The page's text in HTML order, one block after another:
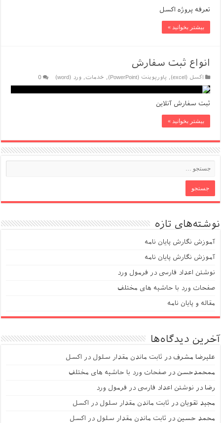
تعرفه پروژه اکسل
بیشتر بخوانید »
انواع ثبت سفارش
اکسل (excel) , پاورپوینت (PowerPoint) , خدمات,ورد (word) 0
ثبت سفارش آنلاین
بیشتر بخوانید »
نوشته‌های تازه
آموزش نگارش پایان نامه
آموزش نگارش پایان نامه
نوشتن اعداد فارسی در فرمول ورد
صفحات ورد با حاشیه های مختلف
مقاله و پایان نامه
آخرین دیدگاه‌ها
علیرضا مشرف در ثابت ماندن مقدار سلول در اکسل
ممحمدحسن درصفحات ورد با حاشیه های مختلف
رضا در نوشتن اعداد فارسی در فرمول ورد
مجید تقویان در ثابت ماندن مقدار سلول در اکسل
محمد حسین در ثابت ماندن مقدار سلول در اکسل